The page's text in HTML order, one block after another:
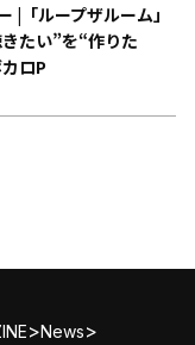
|「ループザルーム」
たい”を“作りた
ロP
>News>